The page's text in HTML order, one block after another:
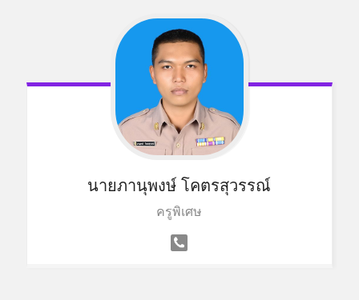
นายภานุพงษ์ โคตรสุวรรณ์
ครูพิเศษ